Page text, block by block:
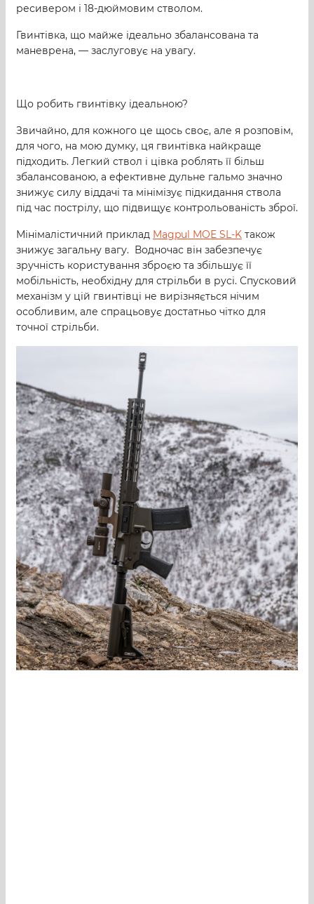
ресивером і 18-дюймовим стволом.
Гвинтівка, що майже ідеально збалансована та
маневрена, — заслуговує на увагу.
Що робить гвинтівку ідеальною?
Звичайно, для кожного це щось своє, але я розповім,
для чого, на мою думку, ця гвинтівка найкраще
підходить. Легкий ствол і цівка роблять її більш
збалансованою, а ефективне дульне гальмо значно
знижує силу віддачі та мінімізує підкидання ствола
під час пострілу, що підвищує контрольованість зброї.
Мінімалістичний приклад Magpul MOE SL-K також
знижує загальну вагу. Водночас він забезпечує
зручність користування зброєю та збільшує її
мобільність, необхідну для стрільби в русі. Спусковий
механізм у цій гвинтівці не вирізняється нічим
особливим, але спрацьовує достатньо чітко для
точної стрільби.